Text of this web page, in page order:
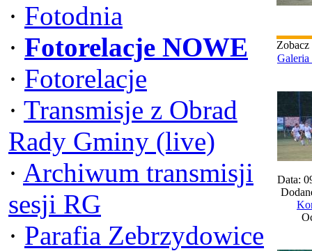
· Fotodnia
· Fotorelacje NOWE
· Fotorelacje
· Transmisje z Obrad
Rady Gminy (live)
· Archiwum transmisji
sesji RG
· Parafia Zebrzydowice
Zobacz
Galeria
Data: